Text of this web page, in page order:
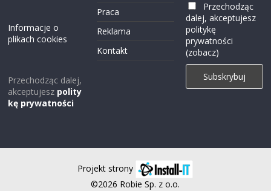
Informacje o
plikach cookies
Przechodząc dalej,
akceptujesz polity
kę prywatności
Praca
Reklama
Kontakt
Przechodząc
dalej, akceptujesz
politykę
prywatności
(zobacz)
Projekt strony
©2026 Robie Sp. z o.o.